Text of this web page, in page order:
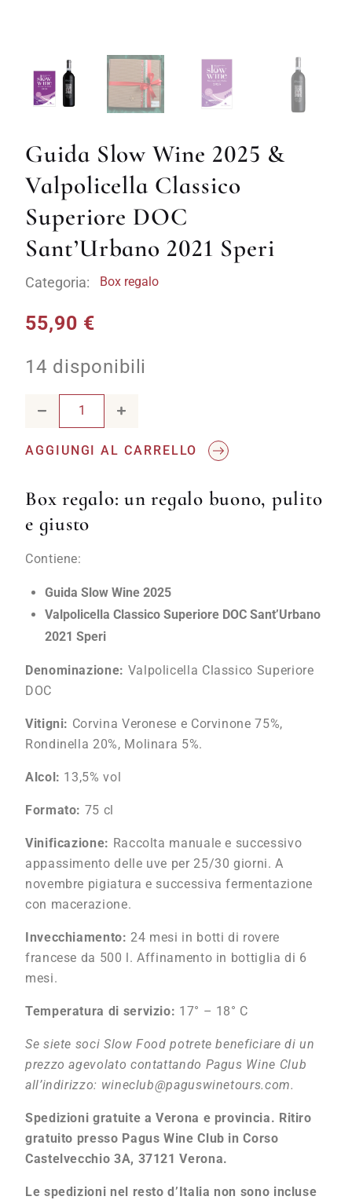
Guida Slow Wine 2025 &
Valpolicella Classico
Superiore DOC
Sant’Urbano 2021 Speri
Categoria: Box regalo
55,90 €
14 disponibili
Guida Slow Wine 2025 & Valpolicella Classico Superiore
AGGIUNGI AL CARRELLO
Box regalo: un regalo buono, pulito
e giusto
Contiene:
Guida Slow Wine 2025
Valpolicella Classico Superiore DOC Sant’Urbano
2021 Speri
Denominazione: Valpolicella Classico Superiore
DOC
Vitigni: Corvina Veronese e Corvinone 75%,
Rondinella 20%, Molinara 5%.
Alcol: 13,5% vol
Formato: 75 cl
Vinificazione: Raccolta manuale e successivo
appassimento delle uve per 25/30 giorni. A
novembre pigiatura e successiva fermentazione
con macerazione.
Invecchiamento: 24 mesi in botti di rovere
francese da 500 l. Affinamento in bottiglia di 6
mesi.
Temperatura di servizio: 17° – 18° C
Se siete soci Slow Food potrete beneficiare di un
prezzo agevolato contattando Pagus Wine Club
all’indirizzo: wineclub@paguswinetours.com.
Spedizioni gratuite a Verona e provincia. Ritiro
gratuito presso Pagus Wine Club in Corso
Castelvecchio 3A, 37121 Verona.
Le spedizioni nel resto d’Italia non sono incluse